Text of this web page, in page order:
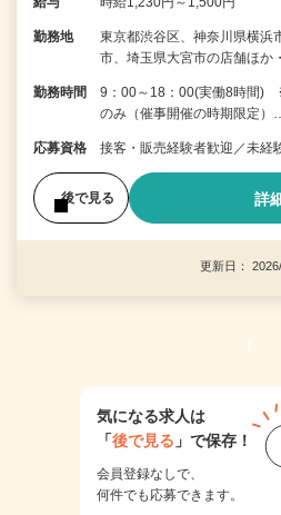
勤務地
東京都渋谷区、神奈川県横浜
市、埼玉県大宮市の店舗ほか
勤務時間
9：00～18：00(実働8時間)
のみ（催事開催の時期限定）
応募資格 接客・販売経験者歓迎／未経
後で見る 詳
更新日：
1
気になる求人は
「後で見る 」で保存！
会員登録なしで、
何件でも応募できます。